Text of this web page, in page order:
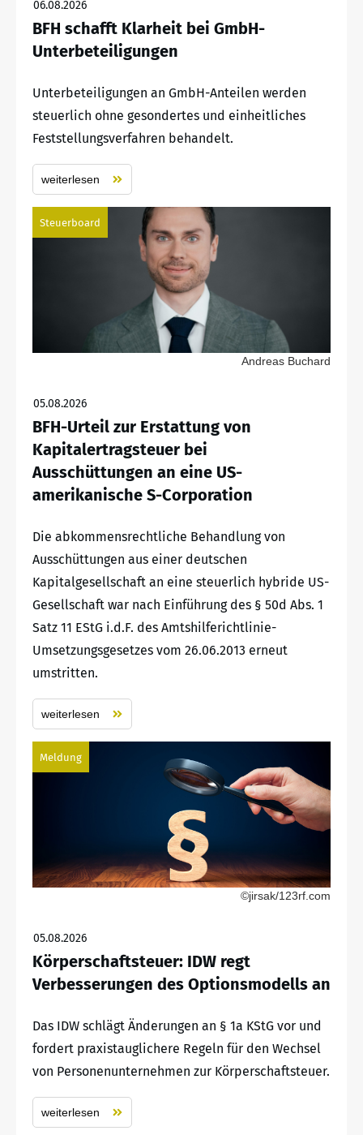
06.08.2026
BFH schafft Klarheit bei GmbH-
Unterbeteiligungen
Unterbeteiligungen an GmbH-Anteilen werden
steuerlich ohne gesondertes und einheitliches
Feststellungsverfahren behandelt.
weiterlesen
Steuerboard
Andreas Buchard
05.08.2026
BFH-Urteil zur Erstattung von
Kapitalertragsteuer bei
Ausschüttungen an eine US-
amerikanische S-Corporation
Die abkommensrechtliche Behandlung von
Ausschüttungen aus einer deutschen
Kapitalgesellschaft an eine steuerlich hybride US-
Gesellschaft war nach Einführung des § 50d Abs. 1
Satz 11 EStG i.d.F. des Amtshilferichtlinie-
Umsetzungsgesetzes vom 26.06.2013 erneut
umstritten.
weiterlesen
Meldung
©jirsak/123rf.com
05.08.2026
Körperschaftsteuer: IDW regt
Verbesserungen des Optionsmodells an
Das IDW schlägt Änderungen an § 1a KStG vor und
fordert praxistauglichere Regeln für den Wechsel
von Personenunternehmen zur Körperschaftsteuer.
weiterlesen